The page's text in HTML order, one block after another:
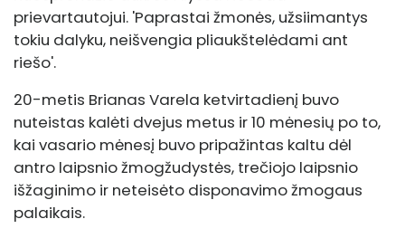
prievartautojui. 'Paprastai žmonės, užsiimantys
tokiu dalyku, neišvengia pliaukštelėdami ant
riešo'.
20-metis Brianas Varela ketvirtadienį buvo
nuteistas kalėti dvejus metus ir 10 mėnesių po to,
kai vasario mėnesį buvo pripažintas kaltu dėl
antro laipsnio žmogžudystės, trečiojo laipsnio
išžaginimo ir neteisėto disponavimo žmogaus
palaikais.